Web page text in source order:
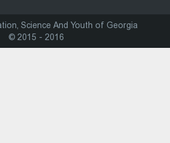
Science And Youth of Georgia
© 2015 - 2016